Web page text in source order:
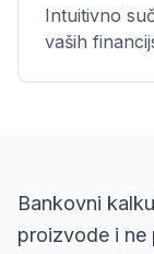
Intuitivno
vaših
Bankovni
proizvode i ne